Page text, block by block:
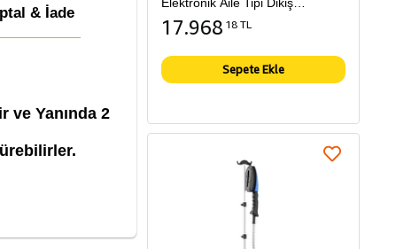
& İade
ve Yanında 2
Makinesi
17.968 18 TL
Sepete Ekle